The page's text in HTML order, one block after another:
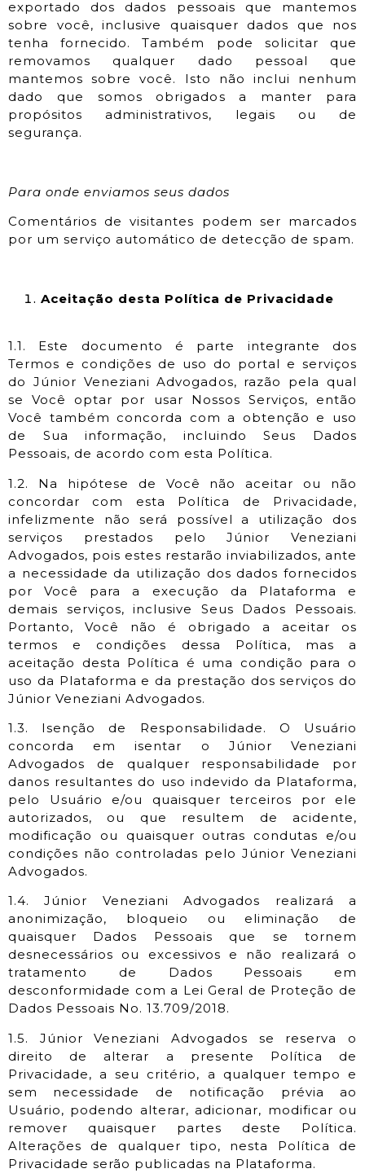
exportado dos dados pessoais que mantemos
sobre você, inclusive quaisquer dados que nos
tenha fornecido. Também pode solicitar que
removamos qualquer dado pessoal que
mantemos sobre você. Isto não inclui nenhum
dado que somos obrigados a manter para
propósitos administrativos, legais ou de
segurança.
Para onde enviamos seus dados
Comentários de visitantes podem ser marcados
por um serviço automático de detecção de spam.
Aceitação desta Política de Privacidade
1.1. Este documento é parte integrante dos
Termos e condições de uso do portal e serviços
do Júnior Veneziani Advogados, razão pela qual
se Você optar por usar Nossos Serviços, então
Você também concorda com a obtenção e uso
de Sua informação, incluindo Seus Dados
Pessoais, de acordo com esta Política.
1.2. Na hipótese de Você não aceitar ou não
concordar com esta Política de Privacidade,
infelizmente não será possível a utilização dos
serviços prestados pelo Júnior Veneziani
Advogados, pois estes restarão inviabilizados, ante
a necessidade da utilização dos dados fornecidos
por Você para a execução da Plataforma e
demais serviços, inclusive Seus Dados Pessoais.
Portanto, Você não é obrigado a aceitar os
termos e condições dessa Política, mas a
aceitação desta Política é uma condição para o
uso da Plataforma e da prestação dos serviços do
Júnior Veneziani Advogados.
1.3. Isenção de Responsabilidade. O Usuário
concorda em isentar o Júnior Veneziani
Advogados de qualquer responsabilidade por
danos resultantes do uso indevido da Plataforma,
pelo Usuário e/ou quaisquer terceiros por ele
autorizados, ou que resultem de acidente,
modificação ou quaisquer outras condutas e/ou
condições não controladas pelo Júnior Veneziani
Advogados.
1.4. Júnior Veneziani Advogados realizará a
anonimização, bloqueio ou eliminação de
quaisquer Dados Pessoais que se tornem
desnecessários ou excessivos e não realizará o
tratamento de Dados Pessoais em
desconformidade com a Lei Geral de Proteção de
Dados Pessoais No. 13.709/2018.
1.5. Júnior Veneziani Advogados se reserva o
direito de alterar a presente Política de
Privacidade, a seu critério, a qualquer tempo e
sem necessidade de notificação prévia ao
Usuário, podendo alterar, adicionar, modificar ou
remover quaisquer partes deste Política.
Alterações de qualquer tipo, nesta Política de
Privacidade serão publicadas na Plataforma.